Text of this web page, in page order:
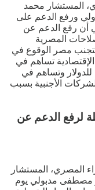
المستشار محمد
ورفع الدعم على
أن رفع الدعم عن
المصرية
ستجنب مصر الوقوع في
تساهم في
وتساهم في
الأجنبية بسبب
لرفع الدعم عن
المصري، المستشار
مصطفى مدبولي يوم